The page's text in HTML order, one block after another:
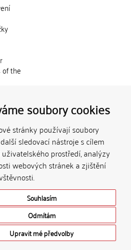
soubory cookies
stránky používají soubory
sledovací nástroje s cílem
prostředí, analýzy
webových stránek a zjištění
Souhlasím
Odmítám
Upravit mé předvolby
the
k
autora.
not
of
© 2002-